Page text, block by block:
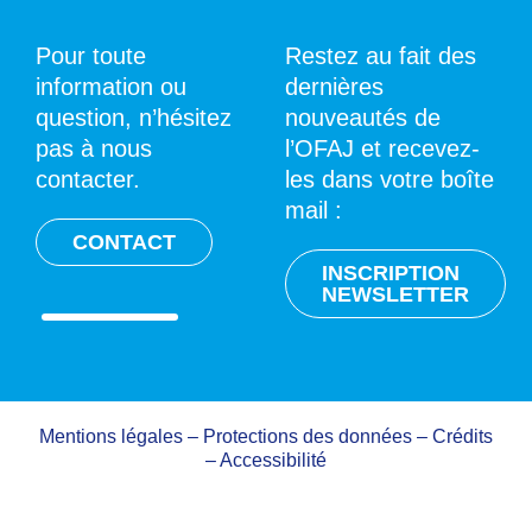
Pour toute
information ou
question, n’hésitez
pas à nous
contacter.
CONTACT
Restez au fait des
dernières
nouveautés de
l’OFAJ et recevez-
les dans votre boîte
mail :
INSCRIPTION
NEWSLETTER
Mentions légales – Protections des données – Crédits
–Accessibilité